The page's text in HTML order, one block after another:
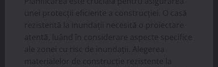
unei protecții eficiente a construcției. O casă
rezistentă la inundații necesită o proiectare
atentă, luând în considerare aspecte specifice
ale zonei cu risc de inundații. Alegerea
materialelor de construcție rezistente la